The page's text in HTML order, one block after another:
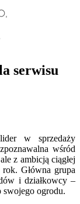
serwisu
w sprzedaży
wśród
z ambicją ciągłej
Główna grupa
i działkowcy –
swojego ogrodu.